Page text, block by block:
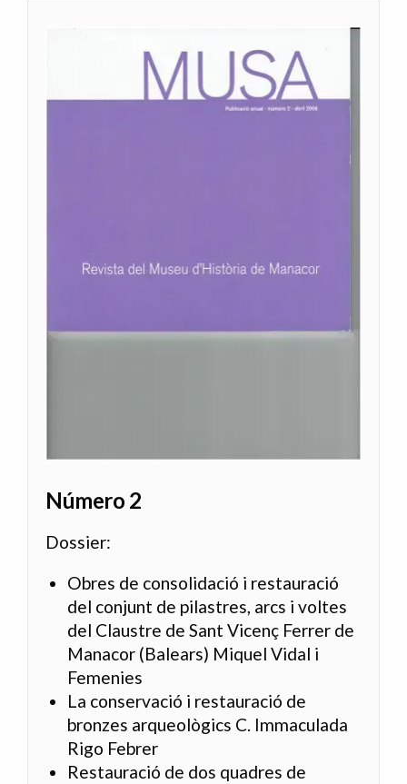
Número 2
Dossier:
Obres de consolidació i restauració
del conjunt de pilastres, arcs i voltes
del Claustre de Sant Vicenç Ferrer de
Manacor (Balears) Miquel Vidal i
Femenies
La conservació i restauració de
bronzes arqueològics C. Immaculada
Rigo Febrer
Restauració de dos quadres de